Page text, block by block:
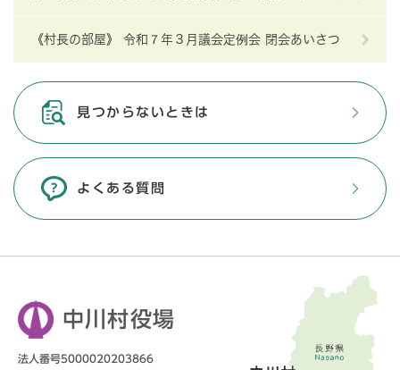
《村長の部屋》 令和７年３月議会定例会 閉会あいさつ
見つからないときは
よくある質問
中川村役場
法人番号5000020203866